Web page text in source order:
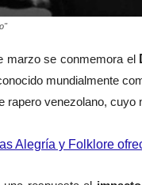
marzo se conmemora el
mundialmente
rapero venezolano,
Alegría y Folklore